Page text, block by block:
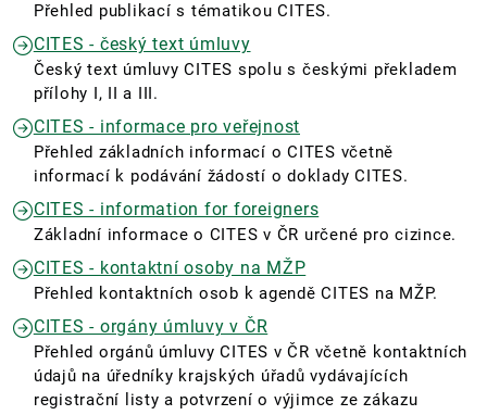
Přehled publikací s tématikou CITES.
CITES - český text úmluvy
Český text úmluvy CITES spolu s českými překladem
přílohy I, II a III.
CITES - informace pro veřejnost
Přehled základních informací o CITES včetně
informací k podávání žádostí o doklady CITES.
CITES - information for foreigners
Základní informace o CITES v ČR určené pro cizince.
CITES - kontaktní osoby na MŽP
Přehled kontaktních osob k agendě CITES na MŽP.
CITES - orgány úmluvy v ČR
Přehled orgánů úmluvy CITES v ČR včetně kontaktních
údajů na úředníky krajských úřadů vydávajících
registrační listy a potvrzení o výjimce ze zákazu